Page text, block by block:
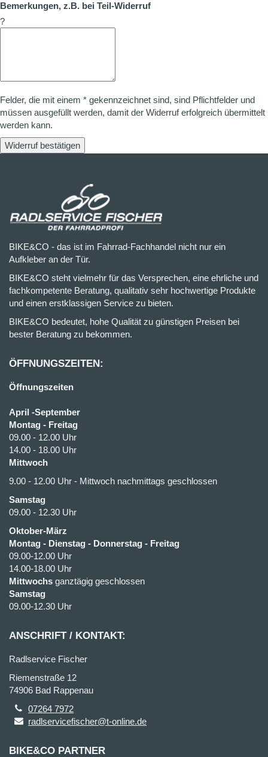
Bemerkungen, z.B. bei Teil-Widerruf
?
Felder, die mit einem * gekennzeichnet sind, sind Pflichtfelder und
müssen ausgefüllt werden, damit der Widerruf erfolgreich übermittelt
werden kann.
Widerruf bestätigen
BIKE&CO - das ist im Fahrrad-Fachhandel nicht nur ein
Aufkleber an der Tür.
BIKE&CO steht vielmehr für das Versprechen, eine ehrliche und
fachkompetente Beratung, qualitativ sehr hochwertige Produkte
und einen erstklassigen Service zu bieten.
BIKE&CO bedeutet, hohe Qualität zu günstigen Preisen bei
bester Beratung zu bekommen.
ÖFFNUNGSZEITEN:
Öffnungszeiten
April -September
Montag - Freitag
09.00 - 12.00 Uhr
14.00 - 18.00 Uhr
Mittwoch
9.00 - 12.00 Uhr - Mittwoch nachmittags geschlossen
Samstag
09.00 - 12.30 Uhr
Oktober-März
Montag - Dienstag - Donnerstag - Freitag
09.00-12.00 Uhr
14.00-18.00 Uhr
Mittwochs ganztägig geschlossen
Samstag
09.00-12.30 Uhr
ANSCHRIFT / KONTAKT:
Radlservice Fischer
Riemenstraße 12
74906 Bad Rappenau
07264 7972
radlservicefischer@t-online.de
BIKE&CO PARTNER